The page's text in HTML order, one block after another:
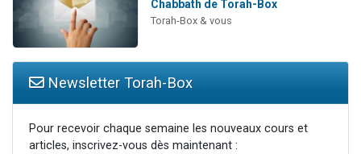
Chabbath de Torah-Box
Torah-Box & vous
Newsletter Torah-Box
Pour recevoir chaque semaine les nouveaux cours et
articles, inscrivez-vous dès maintenant :